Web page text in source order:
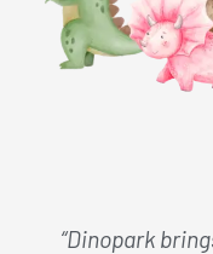
“Very fun, very